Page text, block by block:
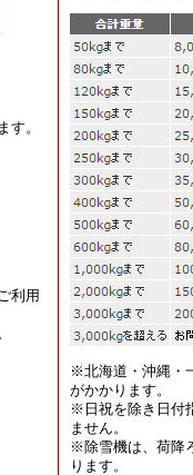
す。
利用
※北海道・沖縄・
がかかります。
※日祝を除き日付
ません。
※除雪機は、荷降
ります。